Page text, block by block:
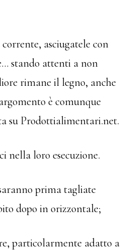
asciugatele con
stando attenti a non
rimane il legno, anche
è comunque
su Prodottialimentari.net.
nella loro esecuzione.
prima tagliate
dopo in orizzontale;
particolarmente adatto a